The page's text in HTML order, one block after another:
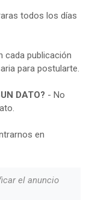
todos los días
cada publicación
para postularte.
DATO? - No
en
el anuncio